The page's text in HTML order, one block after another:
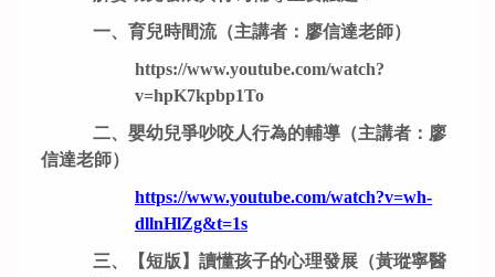
一、育兒時間流（主講者：廖信達老師）
https://www.youtube.com/watch?
v=hpK7kpbp1To
二、嬰幼兒爭吵咬人行為的輔導（主講者：廖
信達老師）
https://www.youtube.com/watch?v=wh-
dllnHlZg&t=1s
三、【短版】讀懂孩子的心理發展（黃瑽寧醫